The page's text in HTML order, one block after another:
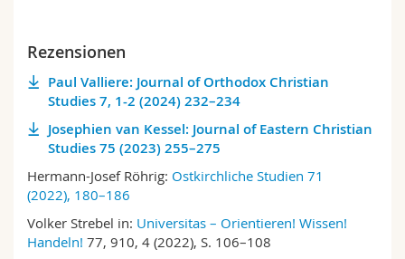
Rezensionen
Paul Valliere: Journal of Orthodox Christian
Studies 7, 1-2 (2024) 232–234
Josephien van Kessel: Journal of Eastern Christian
Studies 75 (2023) 255–275
Hermann-Josef Röhrig: Ostkirchliche Studien 71
(2022), 180–186
Volker Strebel in: Universitas – Orientieren! Wissen!
Handeln! 77, 910, 4 (2022), S. 106–108